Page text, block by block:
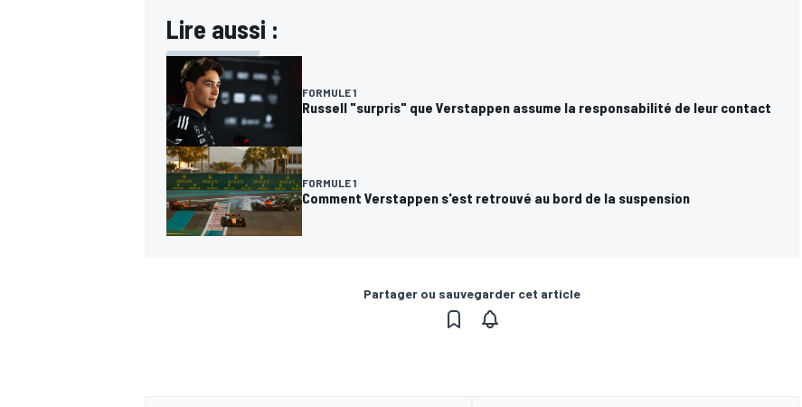
Lire aussi :
FORMULE 1
Russell "surpris" que Verstappen assume la responsabilité de leur contact
FORMULE 1
Comment Verstappen s'est retrouvé au bord de la suspension
Partager ou sauvegarder cet article